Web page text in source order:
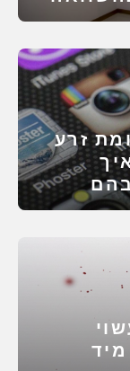
זרע